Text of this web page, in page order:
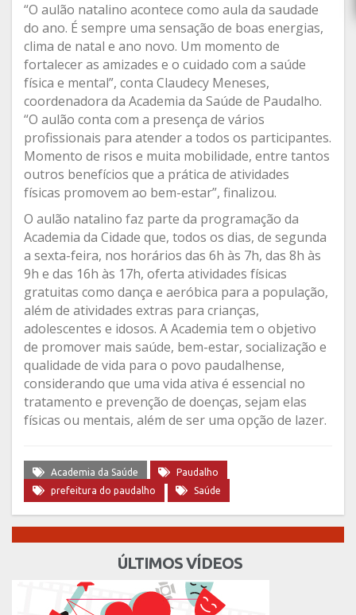
“O aulão natalino acontece como aula da saudade
do ano. É sempre uma sensação de boas energias,
clima de natal e ano novo. Um momento de
fortalecer as amizades e o cuidado com a saúde
física e mental”, conta Claudecy Meneses,
coordenadora da Academia da Saúde de Paudalho.
“O aulão conta com a presença de vários
profissionais para atender a todos os participantes.
Momento de risos e muita mobilidade, entre tantos
outros benefícios que a prática de atividades
físicas promovem ao bem-estar”, finalizou.
O aulão natalino faz parte da programação da
Academia da Cidade que, todos os dias, de segunda
a sexta-feira, nos horários das 6h às 7h, das 8h às
9h e das 16h às 17h, oferta atividades físicas
gratuitas como dança e aeróbica para a população,
além de atividades extras para crianças,
adolescentes e idosos. A Academia tem o objetivo
de promover mais saúde, bem-estar, socialização e
qualidade de vida para o povo paudalhense,
considerando que uma vida ativa é essencial no
tratamento e prevenção de doenças, sejam elas
físicas ou mentais, além de ser uma opção de lazer.
Academia da Saúde
Paudalho
prefeitura do paudalho
Saúde
ÚLTIMOS VÍDEOS